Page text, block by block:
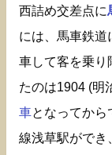
西詰め交差点に
には、馬車鉄道
車して客を乗り
たのは1904 (明
車となってから
線浅草駅ができ